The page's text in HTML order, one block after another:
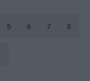
5 6 7 8